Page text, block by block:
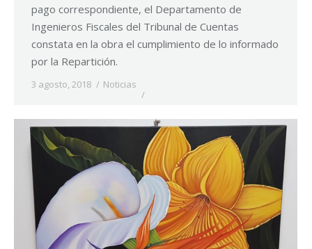
pago correspondiente, el Departamento de
Ingenieros Fiscales del Tribunal de Cuentas
constata en la obra el cumplimiento de lo informado
por la Repartición.
3 agosto, 2018 Noticias